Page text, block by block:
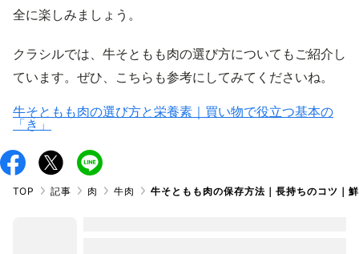
全に楽しみましょう。
クラシルでは、牛そともも肉の選び方についてもご紹介し
ています。ぜひ、こちらも参考にしてみてくださいね。
牛そともも肉の選び方と栄養素｜買い物で役立つ基本の
「き」
TOP 記事 肉 牛肉 牛そともも肉の保存方法｜長持ちのコツ｜